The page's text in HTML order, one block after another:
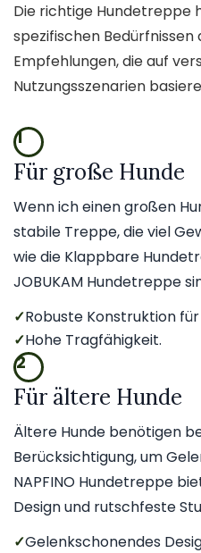
Die richtige Hundetreppe
spezifischen Bedürfnissen
Empfehlungen, die auf
Nutzungsszenarien
1
Für große Hunde
Wenn ich einen großen
stabile Treppe, die viel
wie die Klappbare
JOBUKAM Hundetreppe
✓Robuste Konstruktion
✓Hohe Tragfähigkeit.
2
Für ältere Hunde
Ältere Hunde benötigen
Berücksichtigung, um
NAPFINO Hundetreppe
Design und rutschfeste
✓Gelenkschonendes